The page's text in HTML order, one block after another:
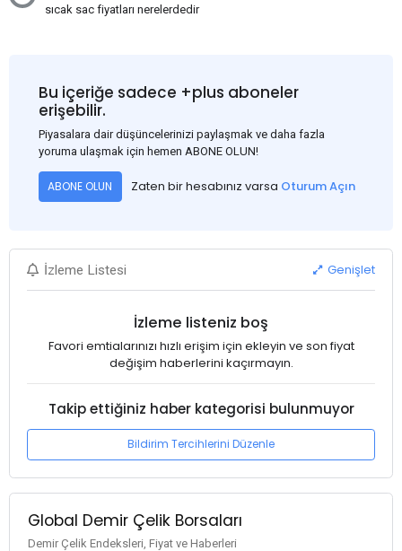
sıcak sac fiyatları nerelerdedir
Bu içeriğe sadece +plus aboneler
erişebilir.
Piyasalara dair düşüncelerinizi paylaşmak ve daha fazla
yoruma ulaşmak için hemen ABONE OLUN!
ABONE OLUN Zaten bir hesabınız varsa Oturum Açın
İzleme Listesi Genişlet
İzleme listeniz boş
Favori emtialarınızı hızlı erişim için ekleyin ve son fiyat
değişim haberlerini kaçırmayın.
Takip ettiğiniz haber kategorisi bulunmuyor
Bildirim Tercihlerini Düzenle
Global Demir Çelik Borsaları
Demir Çelik Endeksleri, Fiyat ve Haberleri